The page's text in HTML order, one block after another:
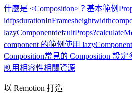
什麼是 <Composition>？ 基本範例
idfpsdurationInFramesheightwidth
lazyComponentdefaultProps?
component 的範例 使用
Composition常見的 Composition 設定
應用相容性相關資源
以 Remotion 打造